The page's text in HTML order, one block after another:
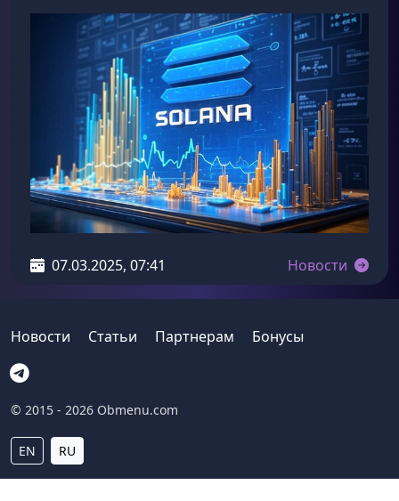
07.03.2025, 07:41 Новости
Новости Статьи Партнерам Бонусы
© 2015 - 2026 Obmenu.com
EN RU